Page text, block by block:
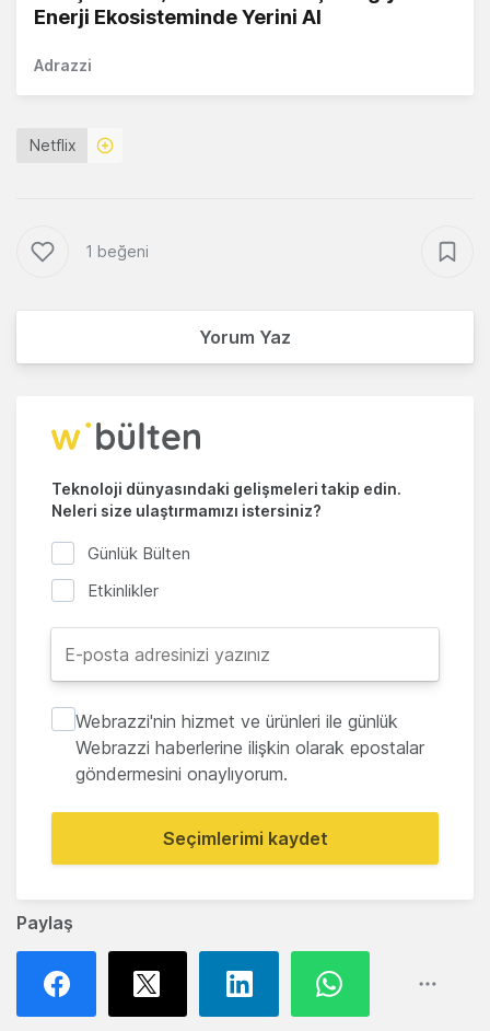
Paylaş
Enerji Ekosisteminde Yerini Al
Adrazzi
Netflix
1 beğeni
Yorum Yaz
Teknoloji dünyasındaki gelişmeleri takip edin.
Neleri size ulaştırmamızı istersiniz?
Günlük Bülten
Etkinlikler
Webrazzi'nin hizmet ve ürünleri ile günlük
Webrazzi haberlerine ilişkin olarak epostalar
göndermesini onaylıyorum.
Seçimlerimi kaydet